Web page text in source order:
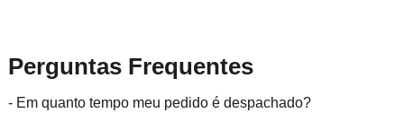
Perguntas Frequentes
- Em quanto tempo meu pedido é despachado?